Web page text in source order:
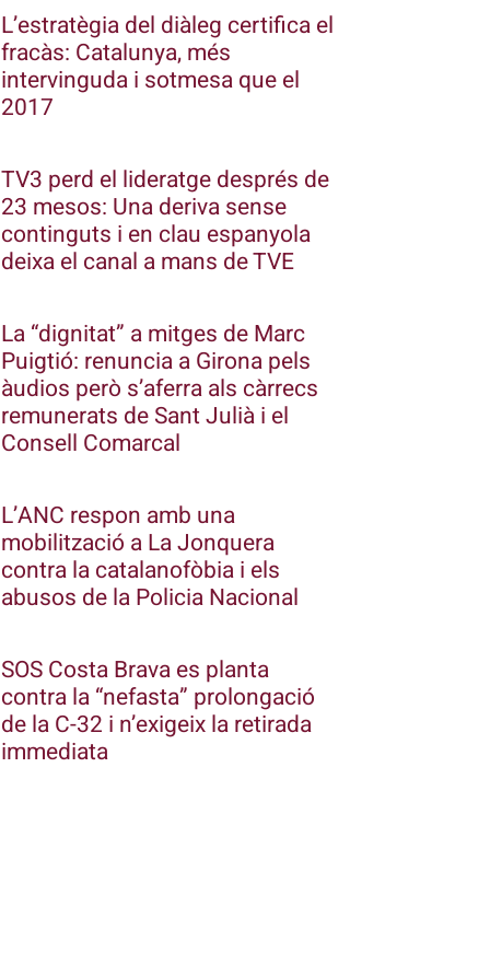
L’estratègia del diàleg certifica el
fracàs: Catalunya, més
intervinguda i sotmesa que el
2017
TV3 perd el lideratge després de
23 mesos: Una deriva sense
continguts i en clau espanyola
deixa el canal a mans de TVE
La “dignitat” a mitges de Marc
Puigtió: renuncia a Girona pels
àudios però s’aferra als càrrecs
remunerats de Sant Julià i el
Consell Comarcal
L’ANC respon amb una
mobilització a La Jonquera
contra la catalanofòbia i els
abusos de la Policia Nacional
SOS Costa Brava es planta
contra la “nefasta” prolongació
de la C-32 i n’exigeix la retirada
immediata